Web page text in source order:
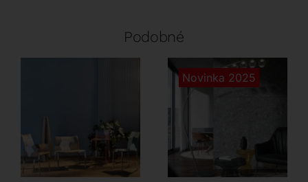
Podobné
Airnova
Novinka 2025